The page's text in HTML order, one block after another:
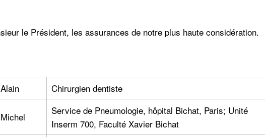
le Président, les assurances de notre plus haute considération.
Alain Chirurgien dentiste
Michel
Service de Pneumologie, hôpital Bichat, Paris; Unité
Inserm 700, Faculté Xavier Bichat